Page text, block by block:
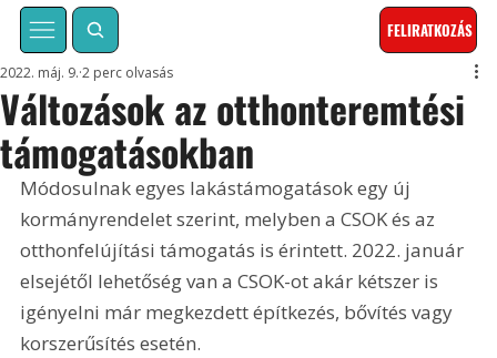
FELIRATKOZÁS
Változások az otthonteremtési
támogatásokban
2022. máj. 9. 2 perc olvasás
Módosulnak egyes lakástámogatások egy új
kormányrendelet szerint, melyben a CSOK és az
otthonfelújítási támogatás is érintett. 2022. január
elsejétől lehetőség van a CSOK-ot akár kétszer is
igényelni már megkezdett építkezés, bővítés vagy
korszerűsítés esetén.